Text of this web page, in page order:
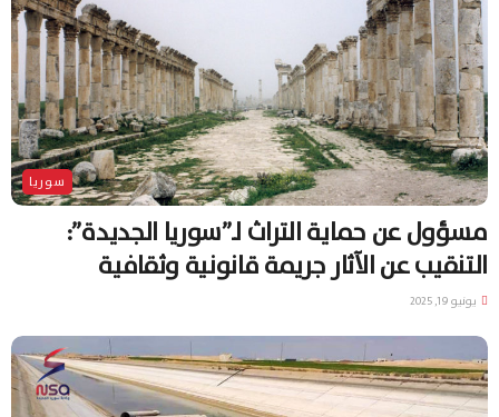
سوريا
مسؤول عن حماية التراث لـ”سوريا الجديدة”:
التنقيب عن الآثار جريمة قانونية وثقافية
يونيو 19, 2025